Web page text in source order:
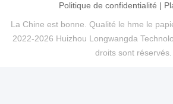
Politique de confidentialité |
La Chine est bonne. Qualité le hme le
2022-2026 Huizhou Longwangda
droits sont réservés.